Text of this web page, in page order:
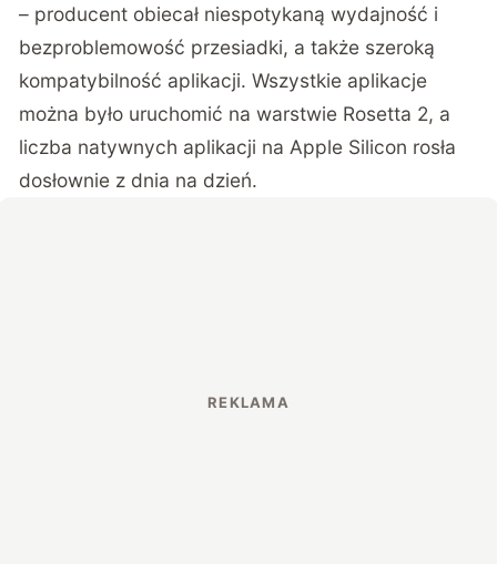
– producent obiecał niespotykaną wydajność i
bezproblemowość przesiadki, a także szeroką
kompatybilność aplikacji. Wszystkie aplikacje
można było uruchomić na warstwie Rosetta 2, a
liczba natywnych aplikacji na Apple Silicon rosła
dosłownie z dnia na dzień.